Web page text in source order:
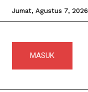
Jumat, Agustus 7, 2026
MASUK